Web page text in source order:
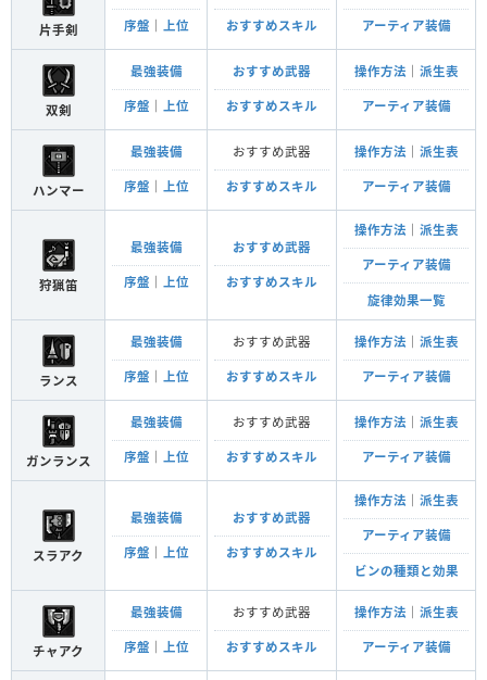
片手剣 序盤 上位 おすすめスキル アーティア装備
双剣
最強装備
序盤 上位
おすすめ武器
おすすめスキル
操作方法 派生表
アーティア装備
ハンマー
最強装備
序盤 上位
おすすめ武器
おすすめスキル
操作方法 派生表
アーティア装備
狩猟笛
最強装備
序盤 上位
おすすめ武器
おすすめスキル
操作方法 派生表
アーティア装備
旋律効果一覧
ランス
最強装備
序盤 上位
おすすめ武器
おすすめスキル
操作方法 派生表
アーティア装備
ガンランス
最強装備
序盤 上位
おすすめ武器
おすすめスキル
操作方法 派生表
アーティア装備
スラアク
最強装備
序盤 上位
おすすめ武器
おすすめスキル
操作方法 派生表
アーティア装備
ビンの種類と効果
チャアク
最強装備
序盤 上位
おすすめ武器
おすすめスキル
操作方法 派生表
アーティア装備